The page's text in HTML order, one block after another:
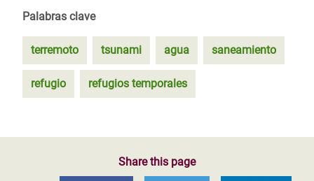
Palabras clave
terremoto tsunami agua saneamiento
refugio refugios temporales
Share this page